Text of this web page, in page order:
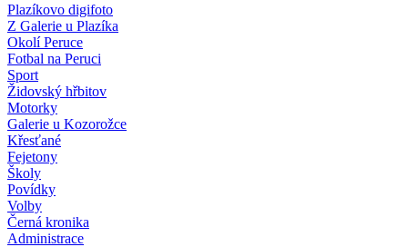
Plazíkovo digifoto
Z Galerie u Plazíka
Okolí Peruce
Fotbal na Peruci
Sport
Židovský hřbitov
Motorky
Galerie u Kozorožce
Křesťané
Fejetony
Školy
Povídky
Volby
Černá kronika
Administrace